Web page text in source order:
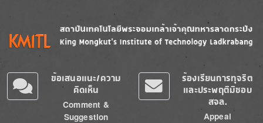
Image
ข้อเสนอแนะ/ความ
คิดเห็น
Comment &
Suggestion
ร้องเรียนการทุจริต
และประพฤติมิชอบ
สจล.
Appeal